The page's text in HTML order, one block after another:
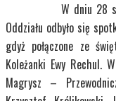
W dniu 28
Oddziału odbyło się
gdyż połączone ze
Koleżanki Ewy Rechul.
Magrysz –